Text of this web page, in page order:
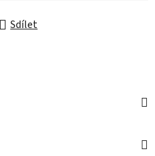
Sdílet